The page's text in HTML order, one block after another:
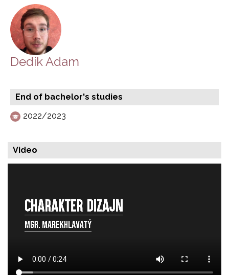
Dedík Adam
End of bachelor's studies
2022/2023
Video